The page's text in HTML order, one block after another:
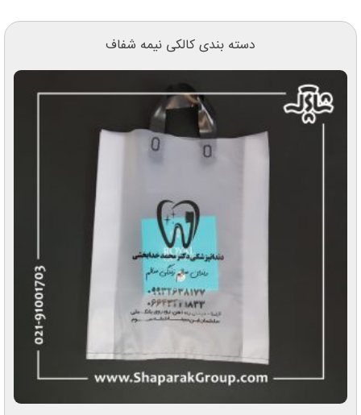
دسته بندی کالکی نیمه شفاف